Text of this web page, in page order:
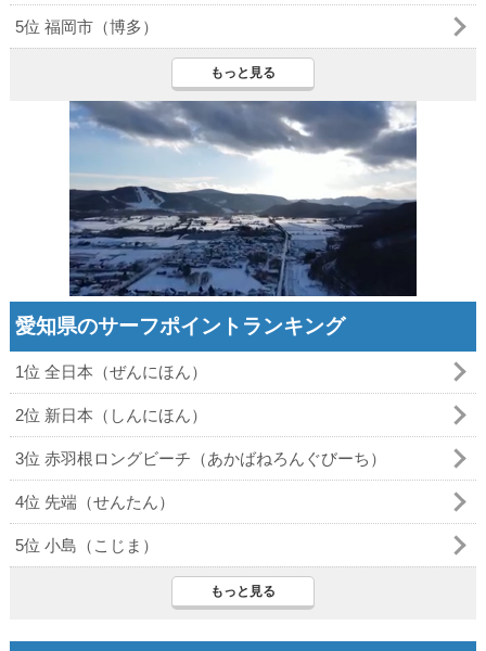
5位 福岡市（博多）
もっと見る
愛知県のサーフポイントランキング
1位 全日本（ぜんにほん）
2位 新日本（しんにほん）
3位 赤羽根ロングビーチ（あかばねろんぐびーち）
4位 先端（せんたん）
5位 小島（こじま）
もっと見る